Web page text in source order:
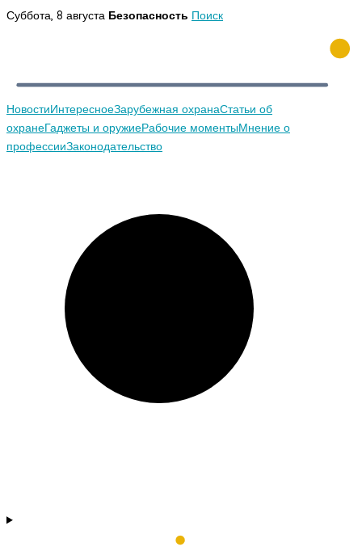
Перейти
Суббота, 8 августа Безопасность Поиск
НовостиИнтересноеЗарубежная охранаСтатьи об
охранеГаджеты и оружиеРабочие моментыМнение о
профессииЗаконодательство